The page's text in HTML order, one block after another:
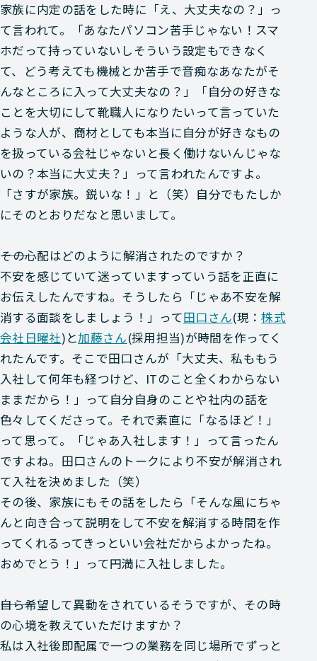
家族に内定の話をした時に「え、大丈夫なの？」っ
て言われて。「あなたパソコン苦手じゃない！スマ
ホだって持っていないしそういう設定もできなく
て、どう考えても機械とか苦手で音痴なあなたがそ
んなところに入って大丈夫なの？」「自分の好きな
ことを大切にして靴職人になりたいって言っていた
ような人が、商材としても本当に自分が好きなもの
を扱っている会社じゃないと長く働けないんじゃな
いの？本当に大丈夫？」って言われたんですよ。
「さすが家族。鋭いな！」と（笑）自分でもたしか
にそのとおりだなと思いまして。
―――その心配はどのように解消されたのですか？
不安を感じていて迷っていますっていう話を正直に
お伝えしたんですね。そうしたら「じゃあ不安を解
消する面談をしましょう！」って田口さん(現：株式
会社日曜社)と加藤さん(採用担当)が時間を作ってく
れたんです。そこで田口さんが「大丈夫、私ももう
入社して何年も経つけど、ITのこと全くわからない
ままだから！」って自分自身のことや社内の話を
色々してくださって。それで素直に「なるほど！」
って思って。「じゃあ入社します！」って言ったん
ですよね。田口さんのトークにより不安が解消され
て入社を決めました（笑）
その後、家族にもその話をしたら「そんな風にちゃ
んと向き合って説明をして不安を解消する時間を作
ってくれるってきっといい会社だからよかったね。
おめでとう！」って円満に入社しました。
―――自ら希望して異動をされているそうですが、その時
の心境を教えていただけますか？
私は入社後即配属で一つの業務を同じ場所でずっと